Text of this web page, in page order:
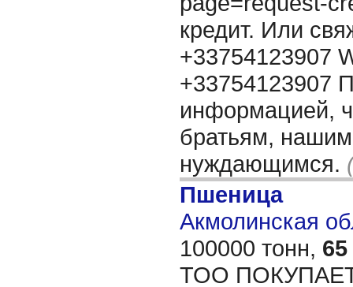
кредит. Или
+33754123907
+33754123907
информацией,
братьям,
нуждающимся.
Пшеница
Акмолинская
100000 тонн, 65
ТОО ПОКУПАЕТ